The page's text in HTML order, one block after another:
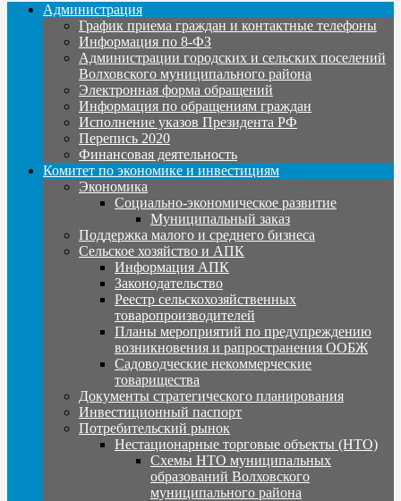
Администрация
График приема граждан и контактные телефоны
Информация по 8-ФЗ
Администрации городских и сельских поселений
Волховского муниципального района
Электронная форма обращений
Информация по обращениям граждан
Исполнение указов Президента РФ
Перепись 2020
Финансовая деятельность
Комитет по экономике и инвестициям
Экономика
Социально-экономическое развитие
Муниципальный заказ
Поддержка малого и среднего бизнеса
Сельское хозяйство и АПК
Информация АПК
Законодательство
Реестр сельскохозяйственных
товаропроизводителей
Планы мероприятий по предупреждению
возникновения и рапространения ООБЖ
Садоводческие некоммерческие
товарищества
Документы стратегического планирования
Инвестиционный паспорт
Потребительский рынок
Нестационарные торговые объекты (НТО)
Схемы НТО муниципальных
образований Волховского
муниципального района